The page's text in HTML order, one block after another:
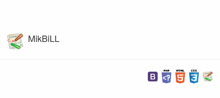
MikBiLL